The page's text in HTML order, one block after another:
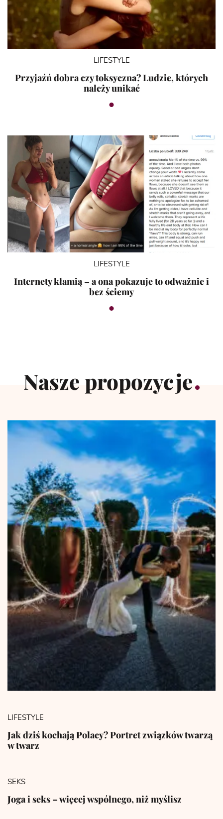
LIFESTYLE
Przyjaźń dobra czy toksyczna? Ludzie, których
należy unikać
LIFESTYLE
Internety kłamią – a ona pokazuje to odważnie i
bez ściemy
Nasze propozycje
LIFESTYLE
Jak dziś kochają Polacy? Portret związków twarzą
w twarz
SEKS
Joga i seks – więcej wspólnego, niż myślisz